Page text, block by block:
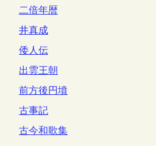
二倍年暦
井真成
倭人伝
出雲王朝
前方後円墳
古事記
古今和歌集